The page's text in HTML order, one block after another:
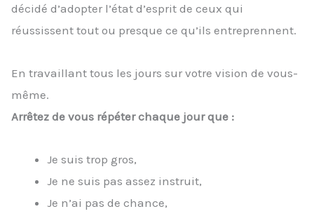
décidé d’adopter l’état d’esprit de ceux qui
réussissent tout ou presque ce qu’ils entreprennent.
En travaillant tous les jours sur votre vision de vous-
même.
Arrêtez de vous répéter chaque jour que :
Je suis trop gros,
Je ne suis pas assez instruit,
Je n’ai pas de chance,